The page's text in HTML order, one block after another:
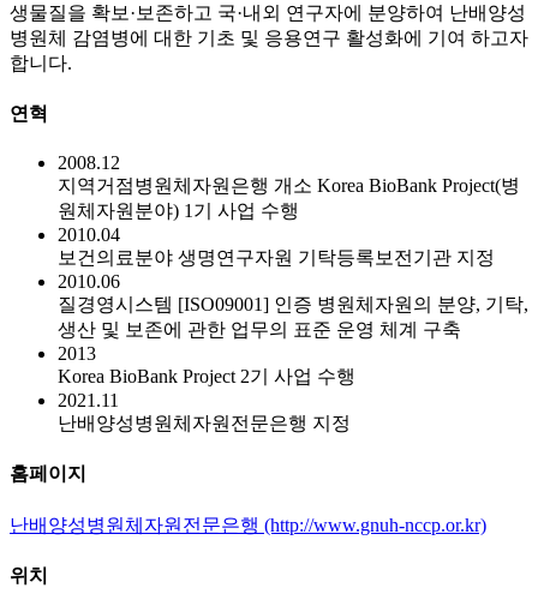
생물질을 확보·보존하고 국·내외 연구자에 분양하여 난배양성
병원체 감염병에 대한 기초 및 응용연구 활성화에 기여 하고자
합니다.
연혁
2008.12
지역거점병원체자원은행 개소 Korea BioBank Project(병
원체자원분야) 1기 사업 수행
2010.04
보건의료분야 생명연구자원 기탁등록보전기관 지정
2010.06
질경영시스템 [ISO09001] 인증 병원체자원의 분양, 기탁,
생산 및 보존에 관한 업무의 표준 운영 체계 구축
2013
Korea BioBank Project 2기 사업 수행
2021.11
난배양성병원체자원전문은행 지정
홈페이지
난배양성병원체자원전문은행 (http://www.gnuh-nccp.or.kr)
위치